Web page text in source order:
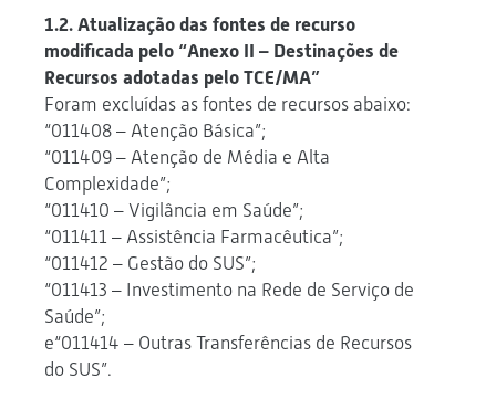
1.2. Atualização das fontes de recurso
modificada pelo “Anexo II – Destinações de
Recursos adotadas pelo TCE/MA”
Foram excluídas as fontes de recursos abaixo:
“011408 – Atenção Básica”;
“011409 – Atenção de Média e Alta
Complexidade”;
“011410 – Vigilância em Saúde”;
“011411 – Assistência Farmacêutica”;
“011412 – Gestão do SUS”;
“011413 – Investimento na Rede de Serviço de
Saúde”;
e“011414 – Outras Transferências de Recursos
do SUS”.